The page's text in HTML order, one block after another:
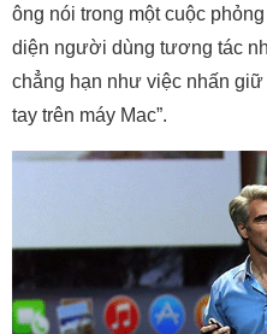
ông nói trong một cuộc
diện người dùng tương tác
chẳng hạn như việc nhấn
tay trên máy Mac”.